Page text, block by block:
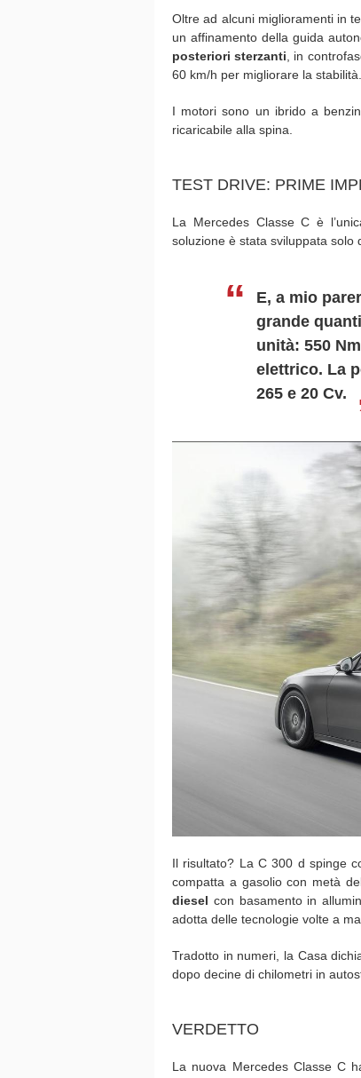
Oltre ad alcuni miglioramenti in
un affinamento della guida
posteriori sterzanti , in
60 km/h per migliorare la stabilità.
I motori sono un ibrido a
ricaricabile alla spina.
TEST DRIVE: PRIME
La Mercedes Classe C è
soluzione è stata sviluppata solo
E, a mio
grande
unità: 550
elettrico. La
265 e 20 Cv.
Il risultato? La C 300 d spinge
compatta a gasolio con metà
diesel con basamento in
adotta delle tecnologie volte a
Tradotto in numeri, la Casa
dopo decine di chilometri in
VERDETTO
La nuova Mercedes Classe C